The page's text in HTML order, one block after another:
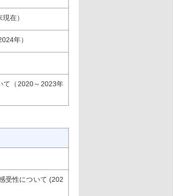
在）
年）
て（2020～2023年
受性について (202